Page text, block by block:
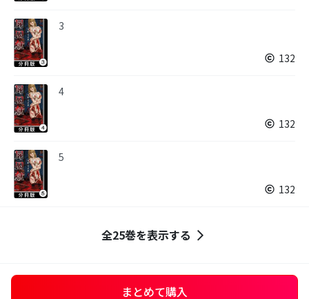
3
132
4
132
5
132
全25巻を表示する
まとめて購入